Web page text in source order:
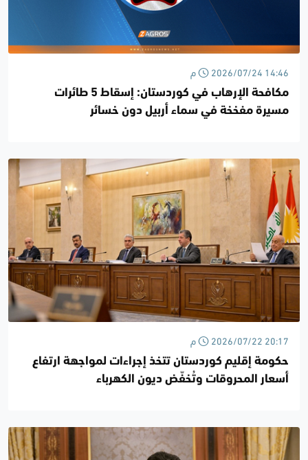
2026/07/24 14:46 م
مكافحة الإرهاب في كوردستان: إسقاط 5 طائرات
مسيرة مفخخة في سماء أربيل دون خسائر
2026/07/22 20:17 م
حكومة إقليم كوردستان تتخذ إجراءات لمواجهة ارتفاع
أسعار المحروقات وتُخفّض ديون الكهرباء